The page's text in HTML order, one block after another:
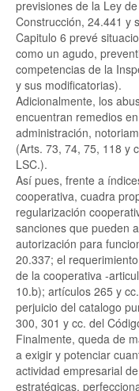
previsiones de la Ley
Construcción, 24.441 y
Capitulo 6 prevé
como un agudo,
competencias de la
y sus modificatorias).
Adicionalmente, los
encuentran remedios
administración,
(Arts. 73, 74, 75, 118 y
LSC.).
Así pues, frente a
cooperativa, cuadra
regularización
sanciones que pueden
autorización para
20.337; el
de la cooperativa -
10.b); artículos 265 y
perjuicio del catalogo
300, 301 y cc. del
Finalmente, queda de
a exigir y potenciar
actividad empresarial
estratégicas,